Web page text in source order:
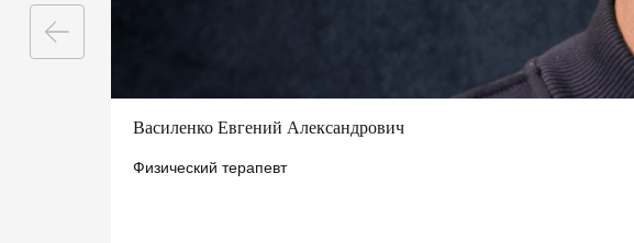
Василенко Евгений Александрович
Физический терапевт
ПОДПИСАТЬ